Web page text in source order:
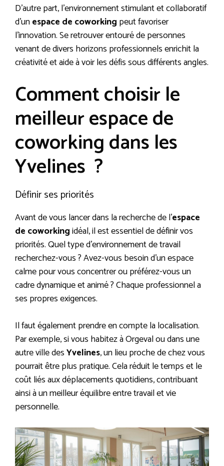
D’autre part, l’environnement stimulant et collaboratif
d’unespace de coworking peut favoriser
l’innovation. Se retrouver entouré de personnes
venant de divers horizons professionnels enrichit la
créativité et aide à voir les défis sous différents angles.
Comment choisir le
meilleur espace de
coworking dans les
Yvelines ?
Définir ses priorités
Avant de vous lancer dans la recherche de l’espace
de coworkingidéal, il est essentiel de définir vos
priorités. Quel type d’environnement de travail
recherchez-vous ? Avez-vous besoin d’un espace
calme pour vous concentrer ou préférez-vous un
cadre dynamique et animé ? Chaque professionnel a
ses propres exigences.
Il faut également prendre en compte la localisation.
Par exemple, si vous habitez à Orgeval ou dans une
autre ville desYvelines, un lieu proche de chez vous
pourrait être plus pratique. Cela réduit le temps et le
coût liés aux déplacements quotidiens, contribuant
ainsi à un meilleur équilibre entre travail et vie
personnelle.